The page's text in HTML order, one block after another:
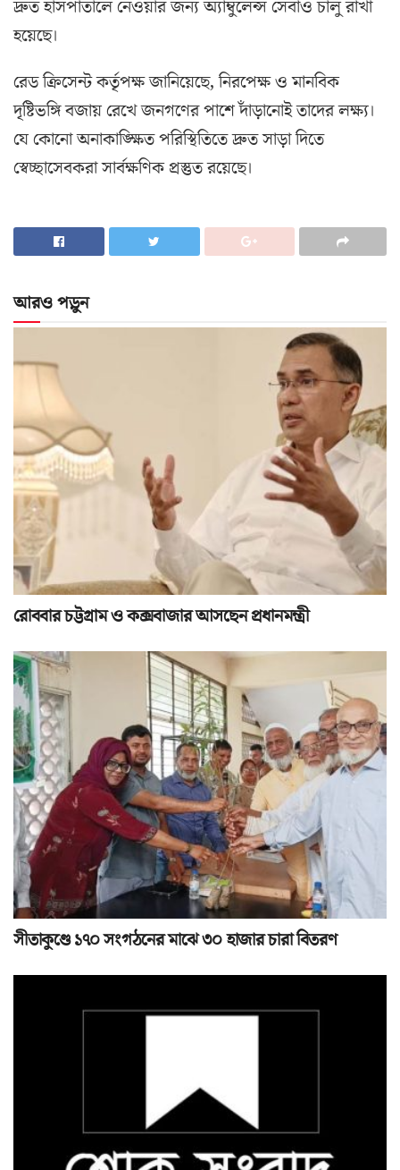
দ্রুত হাসপাতালে নেওয়ার জন্য অ্যাম্বুলেন্স সেবাও চালু রাখা
হয়েছে।
রেড ক্রিসেন্ট কর্তৃপক্ষ জানিয়েছে, নিরপেক্ষ ও মানবিক
দৃষ্টিভঙ্গি বজায় রেখে জনগণের পাশে দাঁড়ানোই তাদের লক্ষ্য।
যে কোনো অনাকাঙ্ক্ষিত পরিস্থিতিতে দ্রুত সাড়া দিতে
স্বেচ্ছাসেবকরা সার্বক্ষণিক প্রস্তুত রয়েছে।
আরও পড়ুন
রোববার চট্টগ্রাম ও কক্সবাজার আসছেন প্রধানমন্ত্রী
সীতাকুণ্ডে ১৭০ সংগঠনের মাঝে ৩০ হাজার চারা বিতরণ